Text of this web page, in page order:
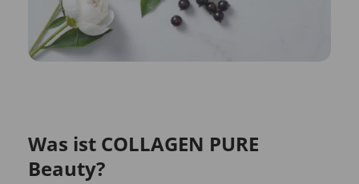
Was ist COLLAGEN PURE
Beauty?